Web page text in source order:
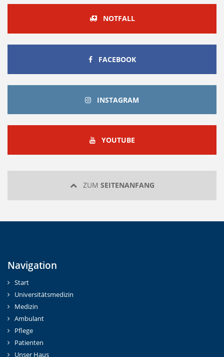
NOTFALL
FACEBOOKFACEBOOK
INSTAGRAM
YOUTUBEYOUTUBE
ZUM SEITENANFANG
Navigation
Start
Universitätsmedizin
Medizin
Ambulant
Pflege
Patienten
Unser Haus